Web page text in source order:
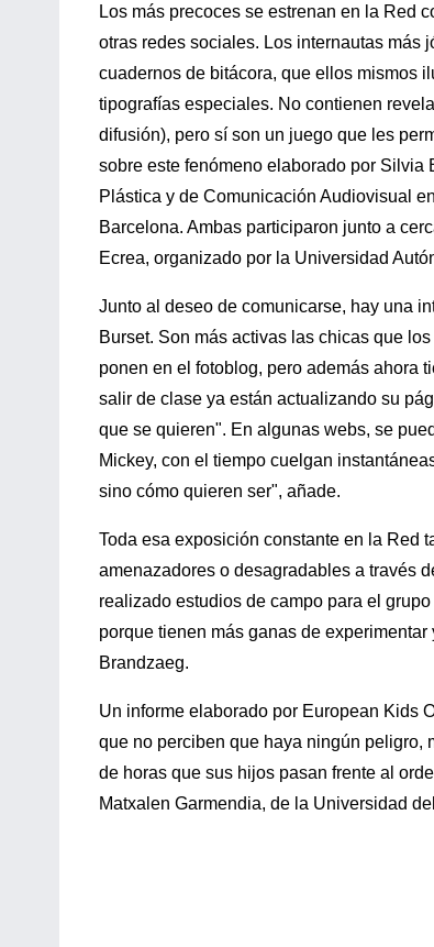
Los más precoces se estrenan en la Red
otras redes sociales. Los internautas más
cuadernos de bitácora, que ellos mismos
tipografías especiales. No contienen
difusión), pero sí son un juego que les
sobre este fenómeno elaborado por
Plástica y de Comunicación Audiovisual
Barcelona. Ambas participaron junto a
Ecrea, organizado por la Universidad
Junto al deseo de comunicarse, hay una
Burset. Son más activas las chicas que
ponen en el fotoblog, pero además ahora
salir de clase ya están actualizando su
que se quieren". En algunas webs, se
Mickey, con el tiempo cuelgan
sino cómo quieren ser", añade.
Toda esa exposición constante en la Red
amenazadores o desagradables a través
realizado estudios de campo para el
porque tienen más ganas de
Brandzaeg.
Un informe elaborado por European Kids
que no perciben que haya ningún peligro,
de horas que sus hijos pasan frente al
Matxalen Garmendia, de la Universidad